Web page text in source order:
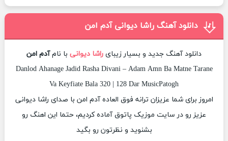
دانلود آهنگ راشا دیوانی آدم امن
دانلود آهنگ جدید و بسیار زیبای راشا دیوانی با نامآدم امن
Danlod Ahanage Jadid Rasha Divani – Adam Amn Ba Matne Tarane
Va Keyfiate Bala 320 | 128 Dar MusicPatogh
امروز برای شما عزیزان ترانه فوق العاده آدم امن با صدای راشا دیوانی
عزیز رو در سایت موزیک پاتوق آماده کردیم، حتما این اهنگ رو
بشنوید و نظرتون رو بگید